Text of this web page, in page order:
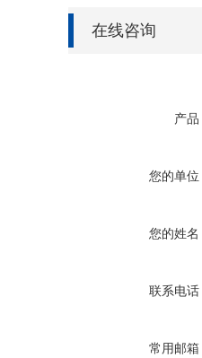
在线咨询
产品
您的单位
您的姓名
联系电话
常用邮箱